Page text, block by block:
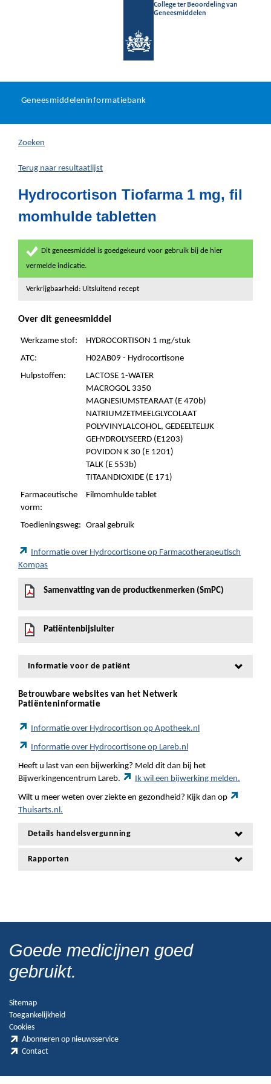
College ter Beoordeling van
Geneesmiddelen
U
hier:
Geneesmiddeleninformatiebank
Zoeken
Terug naar resultaatlijst
Hydrocortison Tiofarma 1 mg, fil
momhulde tabletten
Dit geneesmiddel is goedgekeurd voor gebruik bij de hier
vermelde indicatie.
Verkrijgbaarheid: Uitsluitend recept
Over dit geneesmiddel
Werkzame stof:
HYDROCORTISON 1 mg/stuk
ATC:
H02AB09 - Hydrocortisone
Hulpstoffen:
LACTOSE 1-WATER
MACROGOL 3350
MAGNESIUMSTEARAAT (E 470b)
NATRIUMZETMEELGLYCOLAAT
POLYVINYLALCOHOL, GEDEELTELIJK
GEHYDROLYSEERD (E1203)
POVIDON K 30 (E 1201)
TALK (E 553b)
TITAANDIOXIDE (E 171)
Farmaceutische
vorm:
Filmomhulde tablet
Toedieningsweg: Oraal gebruik
Informatie over Hydrocortisone op Farmacotherapeutisch
Kompas
Samenvatting van de productkenmerken (SmPC)
Patiëntenbijsluiter
Informatie voor de patiënt
Betrouwbare websites van het Netwerk
Patiënteninformatie
Informatie over Hydrocortison op Apotheek.nl
Informatie over Hydrocortisone op Lareb.nl
Heeft u last van een bijwerking? Meld dit dan bij het
Bijwerkingencentrum Lareb.
Ik wil een bijwerking melden.
Wilt u meer weten over ziekte en gezondheid? Kijk dan op
Thuisarts.nl.
Details handelsvergunning
Rapporten
Goede medicijnen goed
gebruikt.
Sitemap
Toegankelijkheid
Cookies
Abonneren op nieuwsservice
Contact